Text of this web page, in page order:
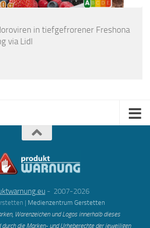
in tiefgefrorener Freshona
via Lidl
- 2007-2026
| Medienzentrum Gerstetten
Warenzeichen und Logos innerhalb dieses
die Marken- und Urheberechte der jeweiligen